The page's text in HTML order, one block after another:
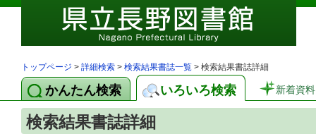
トップページ > 詳細検索 > 検索結果書誌一覧 > 検索結果書誌詳細
かんたん検索 いろいろ検索 新着資料
検索結果書誌詳細